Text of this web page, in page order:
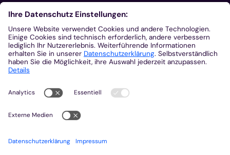
Aus der Plattform
Nachrichten
Veranstaltungen
Gottesdienste
Stellenangebote
Kirchenzeitung
Amtsblatt (Kirchlicher Anzeiger)
Rechtsdatenbank